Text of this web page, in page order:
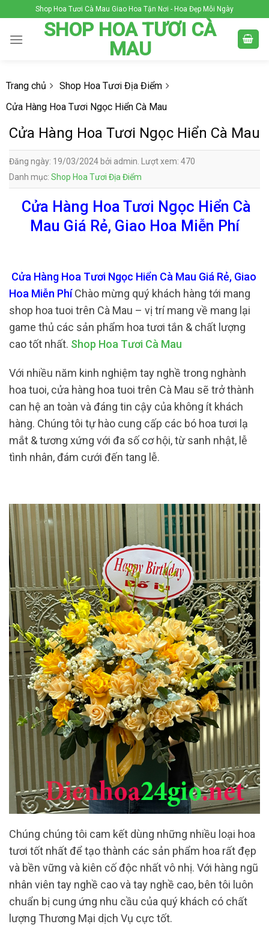
to
content
Shop Hoa Tươi Cà Mau Giao Hoa Tận Nơi - Hoa Đẹp Mỗi Ngày
SHOP HOA TƯƠI CÀ
MAU
Trang chủ
Shop Hoa Tươi Địa Điểm
Cửa Hàng Hoa Tươi Ngọc Hiển Cà Mau
Cửa Hàng Hoa Tươi Ngọc Hiển Cà Mau
Đăng ngày: 19/03/2024 bởi admin. Lượt xem: 470
Danh mục: Shop Hoa Tươi Địa Điểm
Cửa Hàng Hoa Tươi Ngọc Hiển Cà
Mau Giá Rẻ, Giao Hoa Miễn Phí
Cửa Hàng Hoa Tươi Ngọc Hiển Cà Mau Giá Rẻ, Giao
Hoa Miễn PhíChào mừng quý khách hàng tới mang
shop hoa tuoi trên Cà Mau – vị trí mang về mang lại
game thủ các sản phẩm hoa tươi tắn & chất lượng
cao tốt nhất. Shop Hoa Tươi Cà Mau
Với nhiều năm kinh nghiệm tay nghề trong nghành
hoa tuoi, cửa hàng hoa tuoi trên Cà Mau sẽ trở thành
can hệ an toàn và đáng tin cậy của không ít khách
hàng. Chúng tôi tự hào cung cấp các bó hoa tươi lạ
mắt & tương xứng với đa số cơ hội, từ sanh nhật, lễ
tình nhân, đám cưới đến tang lễ.
Chúng chúng tôi cam kết dùng những nhiều loại hoa
tươi tốt nhất để tạo thành các sản phẩm hoa rất đẹp
và bền vững và kiên cố độc nhất vô nhị. Với hàng ngũ
nhân viên tay nghề cao và tay nghề cao, bên tôi luôn
chuẩn bị cung ứng nhu cầu của quý khách có chất
lượng Thương Mại dịch Vụ cực tốt.